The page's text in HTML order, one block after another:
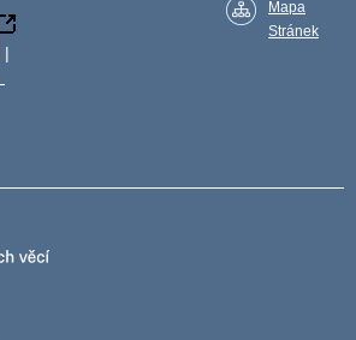
|
Mapa
Stránek